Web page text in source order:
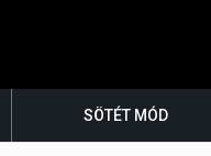
SÖTÉT MÓD